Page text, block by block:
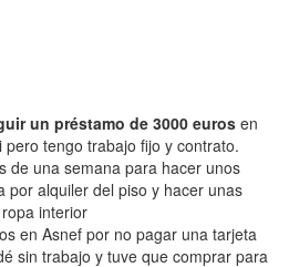
un préstamo de 3000 euros en
tengo trabajo fijo y contrato.
de una semana para hacer unos
por alquiler del piso y hacer unas
interior
en Asnef por no pagar una tarjeta
sin trabajo y tuve que comprar para